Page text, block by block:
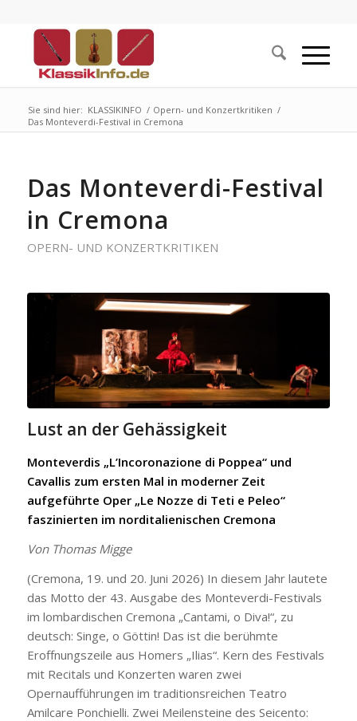
Sie sind hier: KLASSIKINFO / Opern- und Konzertkritiken /
Das Monteverdi-Festival in Cremona
Das Monteverdi-Festival
in Cremona
OPERN- UND KONZERTKRITIKEN
Lust an der Gehässigkeit
Monteverdis „L’Incoronazione di Poppea“ und
Cavallis zum ersten Mal in moderner Zeit
aufgeführte Oper „Le Nozze di Teti e Peleo“
faszinierten im norditalienischen Cremona
Von Thomas Migge
(Cremona, 19. und 20. Juni 2026) In diesem Jahr lautete
das Motto der 43. Ausgabe des Monteverdi-Festivals
im lombardischen Cremona „Cantami, o Diva!“, zu
deutsch: Singe, o Göttin! Das ist die berühmte
Eroffnungszeile aus Homers „Ilias“. Kern des Festivals
mit Recitals und Konzerten waren zwei
Opernaufführungen im traditionsreichen Teatro
Amilcare Ponchielli. Zwei Meilensteine des Seicento: